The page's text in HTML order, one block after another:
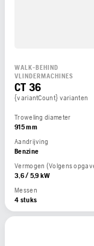
WALK-BEHIND
VLINDERMACHINES
CT 36
{variantCount} varianten
Troweling diameter
915 mm
Aandrijving
Benzine
3,6 / 5,9 kW
Messen
4 stuks